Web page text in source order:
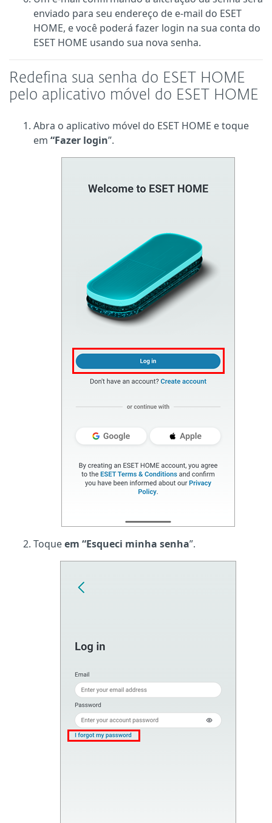
enviado para seu endereço de e-mail do ESET
HOME, e você poderá fazer login na sua conta do
ESET HOME usando sua nova senha.
Redefina sua senha do ESET HOME
pelo aplicativo móvel do ESET HOME
Abra o aplicativo móvel do ESET HOME e toque
em “Fazer login”.
Toqueem “Esqueci minha senha”.